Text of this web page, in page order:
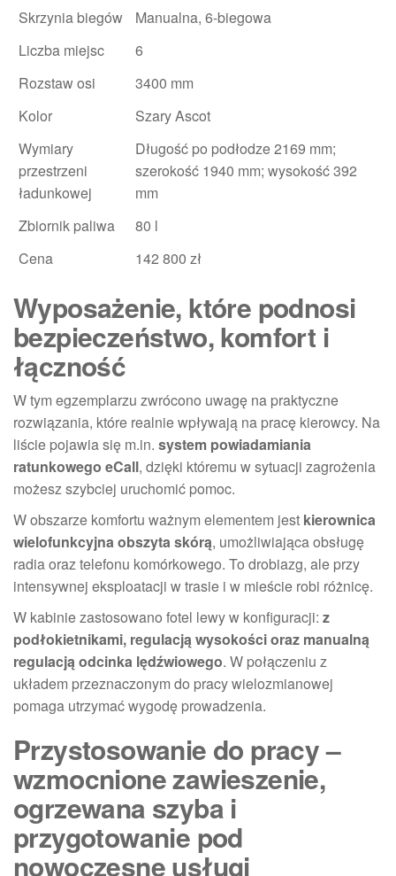
Skrzynia biegów
Manualna, 6-biegowa
Liczba miejsc
6
Rozstaw osi
3400 mm
Kolor
Szary Ascot
Wymiary
przestrzeni
ładunkowej
Długość po podłodze 2169 mm;
szerokość 1940 mm; wysokość 392
mm
Zbiornik paliwa
80 l
Cena
142 800 zł
Wyposażenie, które podnosi
bezpieczeństwo, komfort i
łączność
W tym egzemplarzu zwrócono uwagę na praktyczne
rozwiązania, które realnie wpływają na pracę kierowcy. Na
liście pojawia się m.in. system powiadamiania
ratunkowego eCall, dzięki któremu w sytuacji zagrożenia
możesz szybciej uruchomić pomoc.
W obszarze komfortu ważnym elementem jest kierownica
wielofunkcyjna obszyta skórą, umożliwiająca obsługę
radia oraz telefonu komórkowego. To drobiazg, ale przy
intensywnej eksploatacji w trasie i w mieście robi różnicę.
W kabinie zastosowano fotel lewy w konfiguracji: z
podłokietnikami, regulacją wysokości oraz manualną
regulacją odcinka lędźwiowego. W połączeniu z
układem przeznaczonym do pracy wielozmianowej
pomaga utrzymać wygodę prowadzenia.
Przystosowanie do pracy –
wzmocnione zawieszenie,
ogrzewana szyba i
przygotowanie pod
nowoczesne usługi